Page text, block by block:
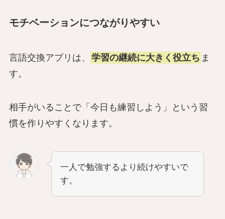
モチベーションにつながりやすい
言語交換アプリは、 学習の継続に大きく役立ち ま
す。
相手がいることで「今日も練習しよう」という習
慣を作りやすくなります。
一人で勉強するより続けやすいで
す。